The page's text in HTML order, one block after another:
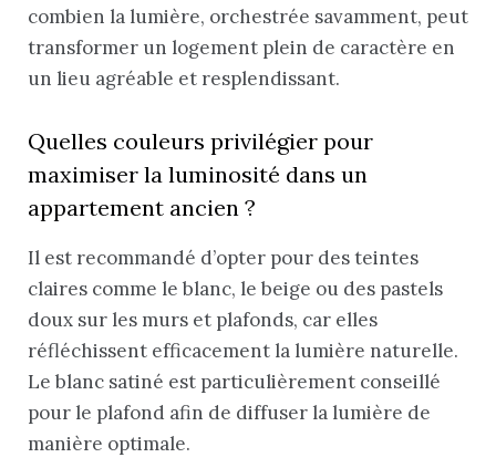
combien la lumière, orchestrée savamment, peut
transformer un logement plein de caractère en
un lieu agréable et resplendissant.
Quelles couleurs privilégier pour
maximiser la luminosité dans un
appartement ancien ?
Il est recommandé d’opter pour des teintes
claires comme le blanc, le beige ou des pastels
doux sur les murs et plafonds, car elles
réfléchissent efficacement la lumière naturelle.
Le blanc satiné est particulièrement conseillé
pour le plafond afin de diffuser la lumière de
manière optimale.